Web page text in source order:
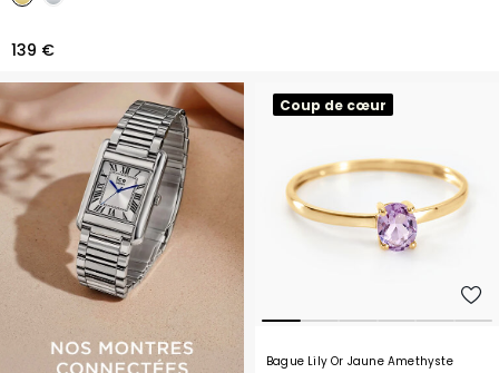
139 €
Coup de cœur
Bague Lily Or Jaune Amethyste